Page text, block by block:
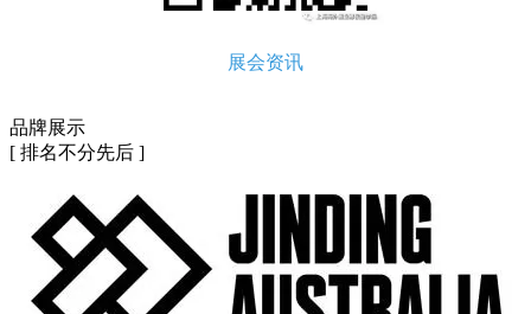
展会资讯
品牌展示
[ 排名不分先后 ]